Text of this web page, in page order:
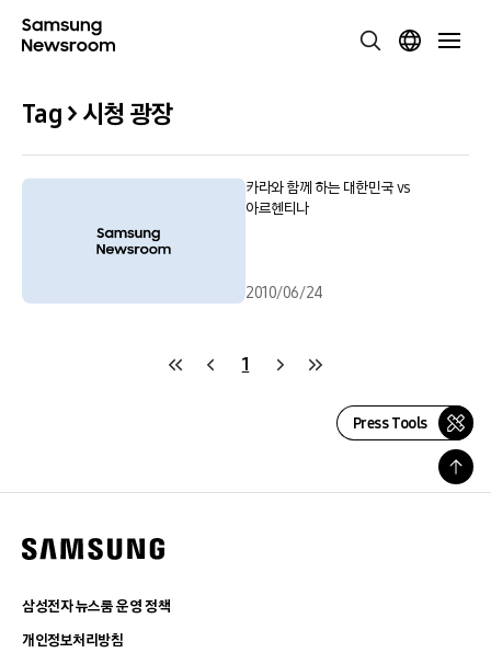
Tag > 시청 광장
카라와 함께 하는 대한민국 vs
아르헨티나
2010/06/24
1
Press Tools
삼성전자 뉴스룸 운영 정책
개인정보처리방침